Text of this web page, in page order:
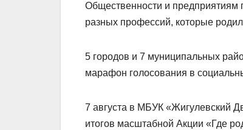
Общественности и предприятиям
разных профессий, которые
5 городов и 7 муниципальных
марафон голосования в
7 августа в МБУК «Жигулевский
итогов масштабной Акции «Где